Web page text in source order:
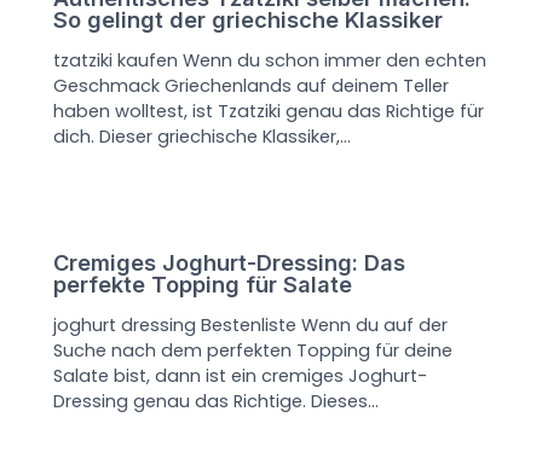
So gelingt der griechische Klassiker
tzatziki kaufen Wenn du schon immer den echten
Geschmack Griechenlands auf deinem Teller
haben wolltest, ist Tzatziki genau das Richtige für
dich. Dieser griechische Klassiker,…
Cremiges Joghurt-Dressing: Das
perfekte Topping für Salate
joghurt dressing Bestenliste Wenn du auf der
Suche nach dem perfekten Topping für deine
Salate bist, dann ist ein cremiges Joghurt-
Dressing genau das Richtige. Dieses…